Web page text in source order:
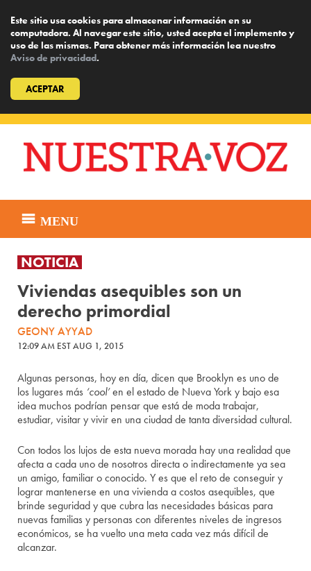
Este sitio usa cookies para almacenar información en su
computadora. Al navegar este sitio, usted acepta el implemento y
uso de las mismas. Para obtener más información lea nuestro
Aviso de privacidad.
ACEPTAR
content
MENU
NOTICIA
Viviendas asequibles son un
derecho primordial
GEONY AYYAD
12:09 AM EST AUG 1, 2015
Algunas personas, hoy en día, dicen que Brooklyn es uno de
los lugares más ‘cool’en el estado de Nueva York y bajo esa
idea muchos podrían pensar que está de moda trabajar,
estudiar, visitar y vivir en una ciudad de tanta diversidad cultural.
Con todos los lujos de esta nueva morada hay una realidad que
afecta a cada uno de nosotros directa o indirectamente ya sea
un amigo, familiar o conocido. Y es que el reto de conseguir y
lograr mantenerse en una vivienda a costos asequibles, que
brinde seguridad y que cubra las necesidades básicas para
nuevas familias y personas con diferentes niveles de ingresos
económicos, se ha vuelto una meta cada vez más difícil de
alcanzar.